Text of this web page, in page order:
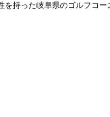
持った岐阜県のゴルフコー